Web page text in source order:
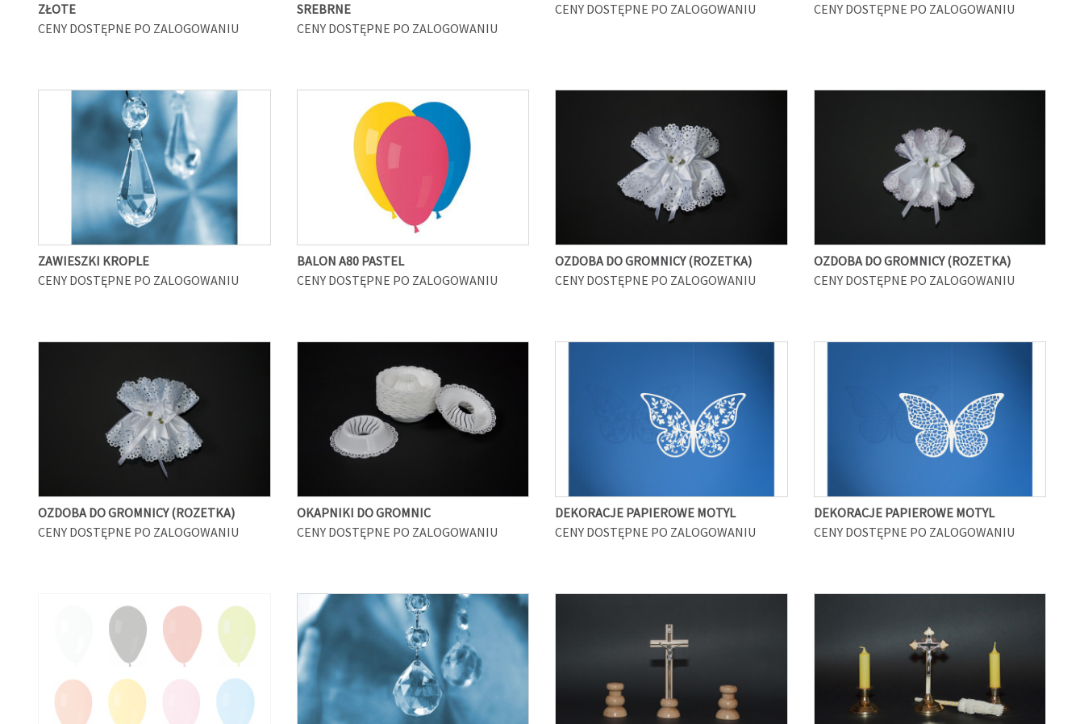
ZŁOTE
CENY DOSTĘPNE PO ZALOGOWANIU
SREBRNE
CENY DOSTĘPNE PO ZALOGOWANIU
CENY DOSTĘPNE PO ZALOGOWANIU
CENY DOSTĘPNE PO ZALOGOWANIU
ZAWIESZKI KROPLE
CENY DOSTĘPNE PO ZALOGOWANIU
BALON A80 PASTEL
CENY DOSTĘPNE PO ZALOGOWANIU
OZDOBA DO GROMNICY (ROZETKA)
CENY DOSTĘPNE PO ZALOGOWANIU
OZDOBA DO GROMNICY (ROZETKA)
CENY DOSTĘPNE PO ZALOGOWANIU
OZDOBA DO GROMNICY (ROZETKA)
CENY DOSTĘPNE PO ZALOGOWANIU
OKAPNIKI DO GROMNIC
CENY DOSTĘPNE PO ZALOGOWANIU
DEKORACJE PAPIEROWE MOTYL
CENY DOSTĘPNE PO ZALOGOWANIU
DEKORACJE PAPIEROWE MOTYL
CENY DOSTĘPNE PO ZALOGOWANIU